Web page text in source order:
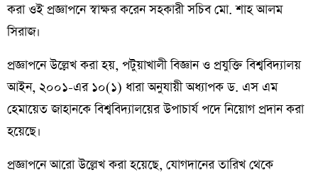
করা ওই প্রজ্ঞাপনে স্বাক্ষর করেন সহকারী সচিব মো. শাহ আলম
সিরাজ।
প্রজ্ঞাপনে উল্লেখ করা হয়, পটুয়াখালী বিজ্ঞান ও প্রযুক্তি বিশ্ববিদ্যালয়
আইন, ২০০১-এর ১০(১) ধারা অনুযায়ী অধ্যাপক ড. এস এম
হেমায়েত জাহানকে বিশ্ববিদ্যালয়ের উপাচার্য পদে নিয়োগ প্রদান করা
হয়েছে।
প্রজ্ঞাপনে আরো উল্লেখ করা হয়েছে, যোগদানের তারিখ থেকে